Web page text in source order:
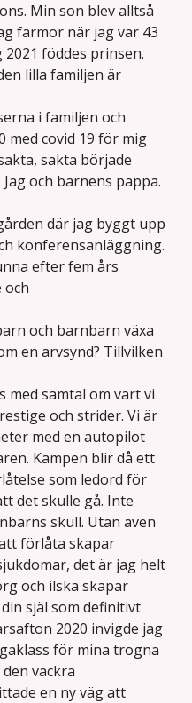
Min son blev alltså
farmor när jag var 43
föddes prinsen.
lilla familjen är
i familjen och
med covid 19 för mig
sakta började
och barnens pappa.
där jag byggt upp
konferensanläggning.
efter fem års
och
och barnbarn växa
en arvsynd? Tillvilken
med samtal om vart vi
och strider. Vi är
med en autopilot
Kampen blir då ett
som ledord för
det skulle gå. Inte
skull. Utan även
förlåta skapar
det är jag helt
och ilska skapar
själ som definitivt
2020 invigde jag
för mina trogna
vackra
en ny väg att